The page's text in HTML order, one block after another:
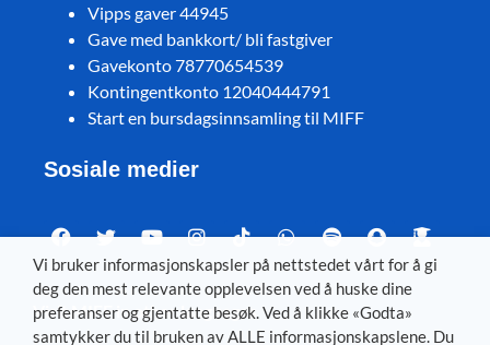
Vipps gaver 44945
Gave med bankkort/ bli fastgiver
Gavekonto 78770654539
Kontingentkonto 12040444791
Start en bursdagsinnsamling til MIFF
Sosiale medier
Visit MIFF in other languages
Vi bruker informasjonskapsler på nettstedet vårt for å gi
deg den mest relevante opplevelsen ved å huske dine
preferanser og gjentatte besøk. Ved å klikke «Godta»
samtykker du til bruken av ALLE informasjonskapslene. Du